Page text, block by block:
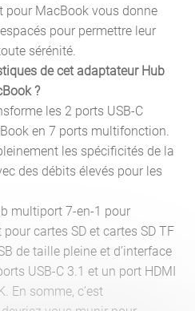
MacBook vous donne
pour permettre leur
sérénité.
de cet adaptateur Hub
?
les 2 ports USB-C
en 7 ports multifonction.
les spécificités de la
des débits élevés pour les
multiport 7-en-1 pour
cartes SD et cartes SD TF
de taille pleine et d’interface
USB-C 3.1 et un port HDMI
En somme, c’est